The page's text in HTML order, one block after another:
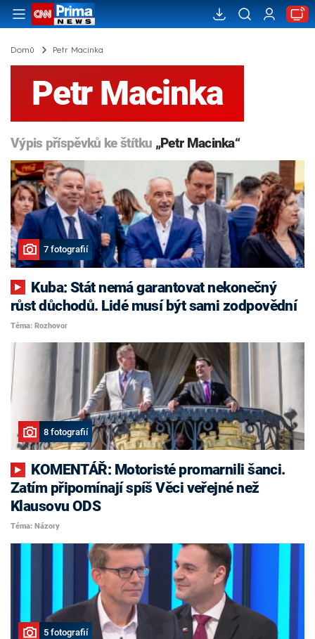
Domů Petr Macinka
Petr Macinka
Výpis příspěvků ke štítku „Petr Macinka“
7 fotografií
růst důchodů. Lidé musí být sami zodpovědní
Téma: Rozhovor
8 fotografií
Zatím připomínají spíš Věci veřejné než
Klausovu ODS
Téma: Názory
5 fotografií